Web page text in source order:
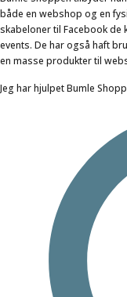
både en webshop og en
skabeloner til Facebook de
events. De har også haft
en masse produkter til
Jeg har hjulpet Bumle